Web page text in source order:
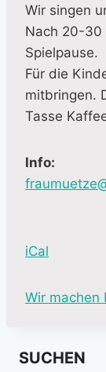
Wir singen
Nach 20-30
Spielpause.
Für die
mitbringen.
Tasse
Info:
iCal
M
e
Wir machen
SUCHEN